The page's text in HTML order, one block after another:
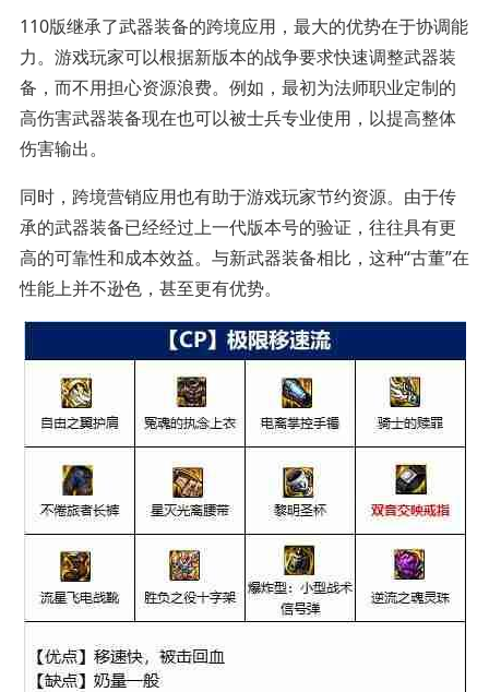
110版继承了武器装备的跨境应用，最大的优势在于协调能
力。游戏玩家可以根据新版本的战争要求快速调整武器装
备，而不用担心资源浪费。例如，最初为法师职业定制的
高伤害武器装备现在也可以被士兵专业使用，以提高整体
伤害输出。
同时，跨境营销应用也有助于游戏玩家节约资源。由于传
承的武器装备已经经过上一代版本号的验证，往往具有更
高的可靠性和成本效益。与新武器装备相比，这种“古董”在
性能上并不逊色，甚至更有优势。